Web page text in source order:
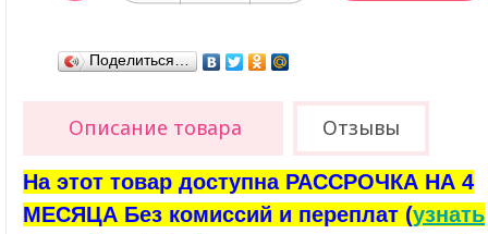
Поделиться…
Описание товара Отзывы
На этот товар доступна РАССРОЧКА НА 4
МЕСЯЦА Без комиссий и переплат (узнать